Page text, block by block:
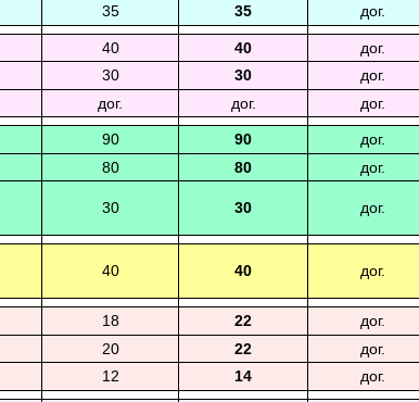
35 35 дог.
40 40
дог.
30 30
дог.
дог. дог. дог.
90 90
дог.
80 80
дог.
30 30 дог.
40 40 дог.
18 22
дог.
20 22
дог.
12 14 дог.